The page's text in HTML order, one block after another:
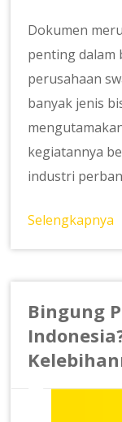
Dokumen
penting dalam
perusahaan
banyak jenis
kegiatannya
industri
Selengkapnya
Bingung